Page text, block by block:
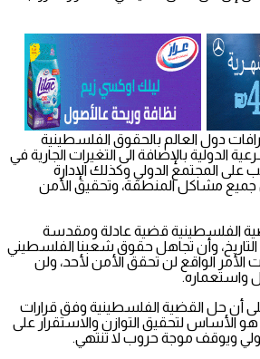
دول العالم بالحقوق الفلسطينية
الدولية بالإضافة الى التغيرات الجارية في
على المجتمع الدولي وكذلك الإدارة
جميع مشاكل المنطقة، وتحقيق الأمن
الفلسطينية قضية عادلة ومقدسة
وأن تجاهل حقوق شعبنا الفلسطيني
الواقع لن تحقق الأمن لأحد، ولن
واستعماره.
أن حل القضية الفلسطينية وفق قرارات
هو الأساس لتحقيق التوازن والاستقرار على
ويوقف موجة حروب لا تنتهي.